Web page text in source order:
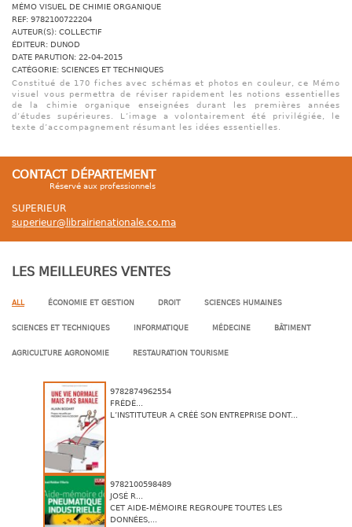
MÉMO VISUEL DE CHIMIE ORGANIQUE
REF: 9782100722204
AUTEUR(S): COLLECTIF
ÉDITEUR: DUNOD
DATE PARUTION: 22-04-2015
CATÉGORIE: SCIENCES ET TECHNIQUES
Constitué de 170 fiches avec schémas et photos en couleur, ce Mémo
visuel vous permettra de réviser rapidement les notions essentielles
de la chimie organique enseignées durant les premières années
d’études supérieures. L’image a volontairement été privilégiée, le
texte d’accompagnement résumant les idées essentielles.
CONTACT DÉPARTEMENT
Réservé aux professionnels
SUPERIEUR
superieur@librairienationale.co.ma
LES MEILLEURES VENTES
ALL ÉCONOMIE ET GESTION DROIT SCIENCES HUMAINES
SCIENCES ET TECHNIQUES INFORMATIQUE MÉDECINE BÂTIMENT
AGRICULTURE AGRONOMIE RESTAURATION TOURISME
9782874962554
FRÉDÉ...
L’INSTITUTEUR A CRÉÉ SON ENTREPRISE DONT...
9782100598489
JOSÉ R...
CET AIDE-MÉMOIRE REGROUPE TOUTES LES
DONNÉES,...